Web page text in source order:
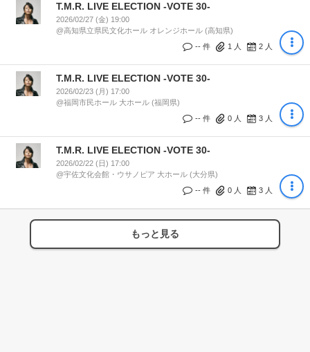
T.M.R. LIVE ELECTION -VOTE 30-
2026/02/27 (金) 19:00
@高知県立県民文化ホール オレンジホール (高知県)
-- 件
1 人 2 人
T.M.R. LIVE ELECTION -VOTE 30-
2026/02/23 (月) 17:00
@福岡市民ホール 大ホール (福岡県)
-- 件
0 人 3 人
T.M.R. LIVE ELECTION -VOTE 30-
2026/02/22 (日) 17:00
@宇佐文化会館・ウサノピア 大ホール (大分県)
-- 件
0 人 3 人
もっと見る